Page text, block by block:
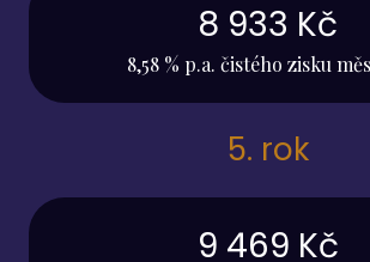
8 933 Kč
8,58 % p.a. čistého zisku
5. rok
9 469 Kč